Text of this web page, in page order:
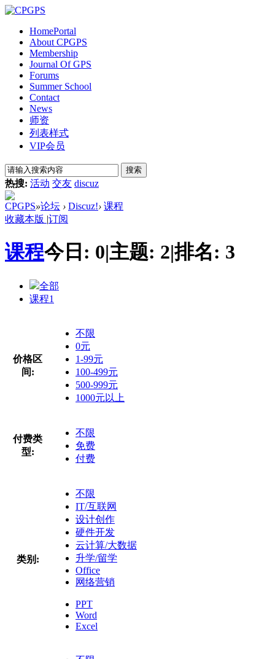
HomePortal
About CPGPS
Membership
Journal Of GPS
Forums
Summer School
Contact
News
师资
列表样式
VIP会员
搜索
热搜: 活动 交友 discuz
CPGPS»论坛 › Discuz!› 课程
收藏本版 |订阅
课程今日: 0|主题: 2|排名: 3
全部
课程1
价格区
间:
不限
0元
1-99元
100-499元
500-999元
1000元以上
付费类
型:
不限
免费
付费
类别:
不限
IT/互联网
设计创作
硬件开发
云计算/大数据
升学/留学
Office
网络营销
PPT
Word
Excel